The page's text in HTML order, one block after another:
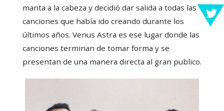
manta a la cabeza y decidió dar salida a todas las
canciones que había ido creando durante los
últimos años. Venus Astra es ese lugar donde las
canciones terminan de tomar forma y se
presentan de una manera directa al gran publico.